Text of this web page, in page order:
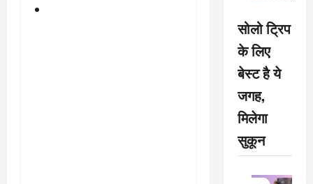
सोलो ट्रिप
के लिए
बेस्ट है ये
जगह,
मिलेगा
सुकून